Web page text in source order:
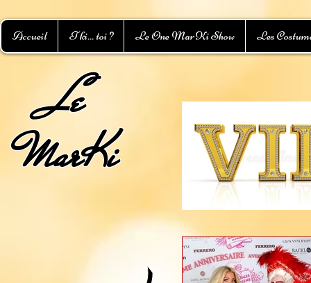
Accueil T ki... toi ? Le One MarKi Show Les
Le
MarKi